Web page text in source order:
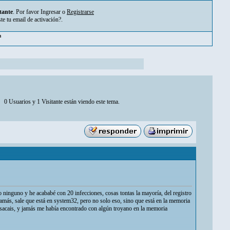
. Por favor Ingresar o Registrarse
tu email de activación?.
0 Usuarios y 1 Visitante están viendo este tema.
y he acababé con 20 infecciones, cosas tontas la mayoría, del registro
sale que está en system32, pero no solo eso, sino que está en la memoria
y jamás me había encontrado con algún troyano en la memoria